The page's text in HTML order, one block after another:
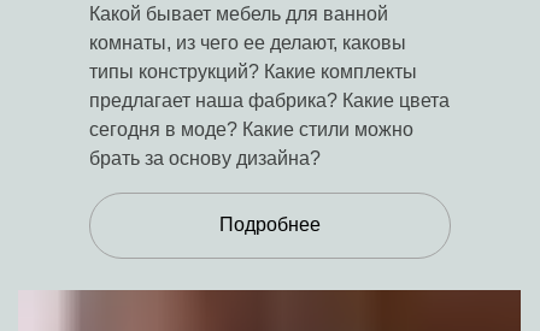
Какой бывает мебель для ванной
комнаты, из чего ее делают, каковы
типы конструкций? Какие комплекты
предлагает наша фабрика? Какие цвета
сегодня в моде? Какие стили можно
брать за основу дизайна?
Подробнее